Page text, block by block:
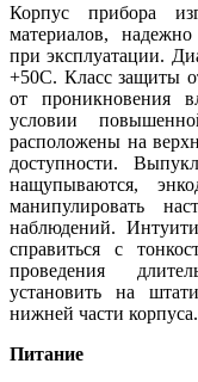
Корпус прибора
материалов,
при эксплуатации.
+50С. Класс защиты
от проникновения
условии
расположены на
доступности.
нащупываются,
манипулировать
наблюдений.
справиться с
проведения
установить на
нижней части корпуса.
Питание